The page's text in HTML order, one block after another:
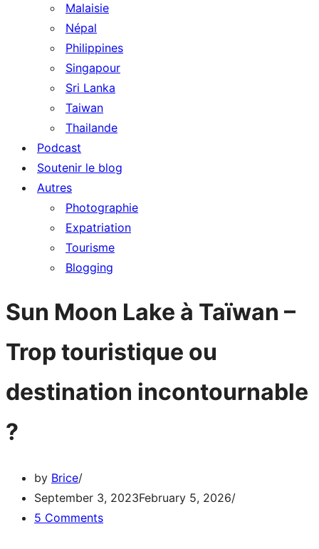
Malaisie
Népal
Philippines
Singapour
Sri Lanka
Taiwan
Thailande
Podcast
Soutenir le blog
Autres
Photographie
Expatriation
Tourisme
Blogging
Sun Moon Lake à Taïwan –
Trop touristique ou
destination incontournable
?
by Brice
September 3, 2023February 5, 2026
5 Comments